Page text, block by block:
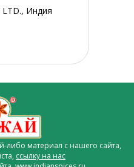
LTD., Индия
либо материал с нашего сайта,
ссылку на нас